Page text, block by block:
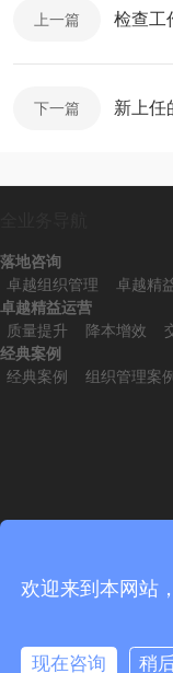
上一篇 检查工
下一篇 新上任
落地咨询
卓越组织管理
卓越精
卓越精益运营
质量提升
降本增效
经典案例
经典案例
组织管理案例
欢迎来到本网站
现在咨询
稍